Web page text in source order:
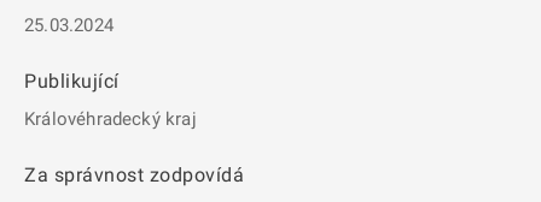
25.03.2024
Publikující
Královéhradecký kraj
Za správnost zodpovídá